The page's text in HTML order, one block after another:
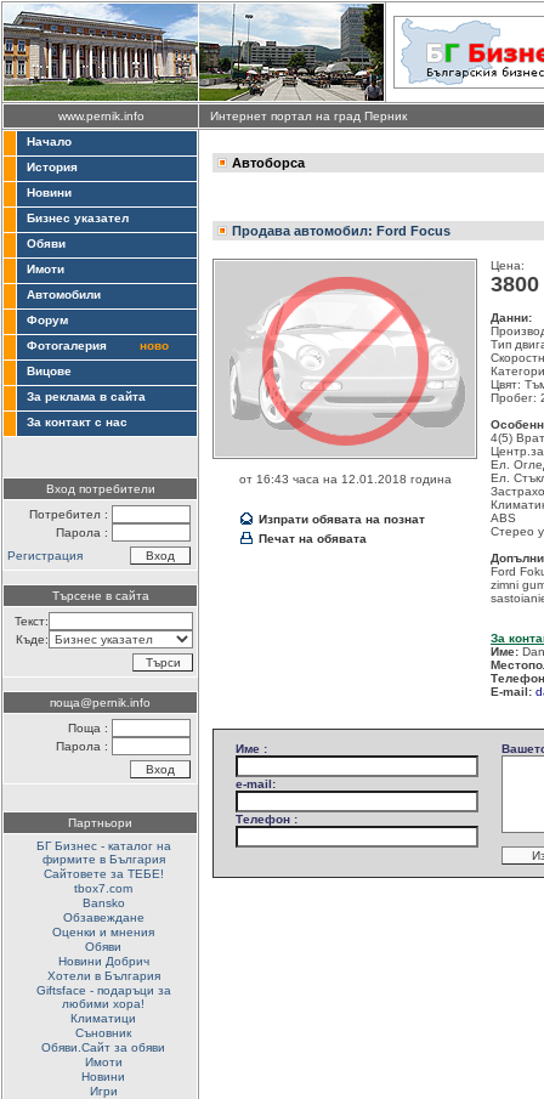
www.pernik.info
Интернет портал на град Перник
Начало
История
Новини
Бизнес указател
Обяви
Имоти
Автомобили
Форум
Фотогалерия
ново
Вицове
За реклама в сайта
За контакт с нас
Вход потребители
Потребител :
Парола :
Регистрация
Търсене в сайта
Текст:
Къде:
поща@pernik.info
Поща :
Парола :
Партньори
БГ Бизнес - каталог на
фирмите в България
Сайтовете за ТЕБЕ!
tbox7.com
Bansko
Обзавеждане
Оценки и мнения
Обяви
Новини Добрич
Хотели в България
Giftsface - подаръци за
любими хора!
Климатици
Съновник
Обяви.Сайт за обяви
Имоти
Новини
Игри
Автоборса
Продава автомобил: Ford Focus
от 16:43 часа на 12.01.2018 година
Изпрати обявата на познат
Печат на обявата
Цена:
Данни:
Тип
Цвят:
Пробег:
4(5)
Ел.
Ел.
ABS
Стерео
Ford
zimni
За
Име:
E-mail:
Име :
e-mail:
Телефон :